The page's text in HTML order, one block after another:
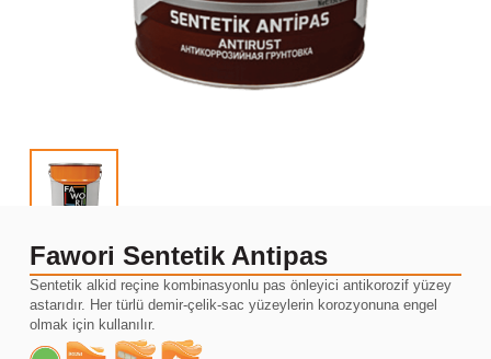
Fawori Sentetik Antipas
Sentetik alkid reçine kombinasyonlu pas önleyici antikorozif yüzey
astarıdır. Her türlü demir-çelik-sac yüzeylerin korozyonuna engel
olmak için kullanılır.